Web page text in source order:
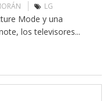
LG
Mode y una
los televisores...